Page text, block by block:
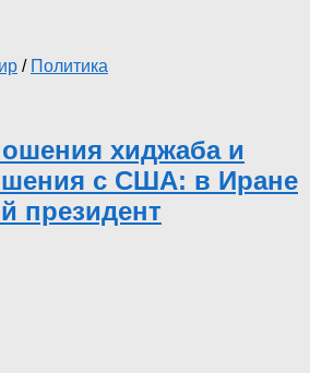
/ Политика
хиджаба и
с США: в Иране
президент